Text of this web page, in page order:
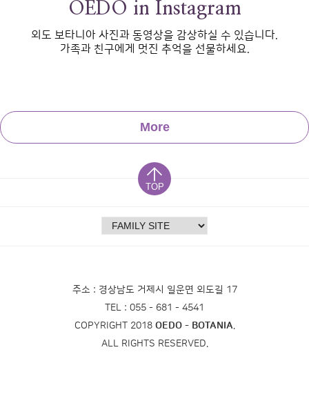
OEDO in Instagram
외도 보타니아 사진과 동영상을 감상하실 수 있습니다.
가족과 친구에게 멋진 추억을 선물하세요.
More
TOP
주소 : 경상남도 거제시 일운면 외도길 17
TEL : 055 - 681 - 4541
COPYRIGHT 2018 OEDO - BOTANIA.
ALL RIGHTS RESERVED.